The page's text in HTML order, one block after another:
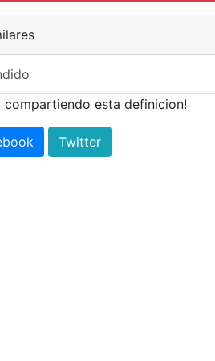
compartiendo esta definicion!
Twitter